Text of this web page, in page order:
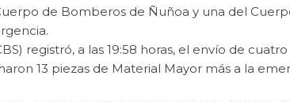
de Bomberos de Ñuñoa y una del
registró, a las 19:58 horas, el envío de
13 piezas de Material Mayor más a la